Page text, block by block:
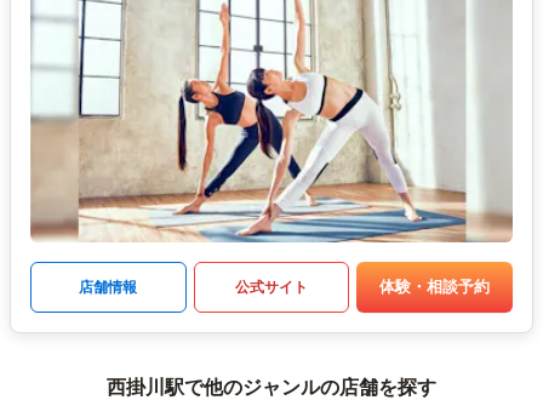
店舗情報 公式サイト 体験・相談予約
西掛川駅で他のジャンルの店舗を探す